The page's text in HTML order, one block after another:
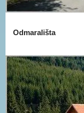
Odmarališta